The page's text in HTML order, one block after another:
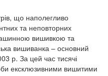
що наполегливо
та неповторних
вишивкою та
вишиванка – основний
р. За цей час тисячі
ексклюзивними вишитими